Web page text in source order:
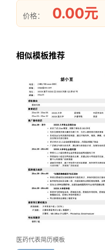
价格： 0.00元
相似模板推荐
医药代表简历模板